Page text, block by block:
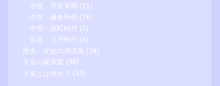
中世 - 平安末期 (21)
中世 - 鎌倉時代 (16)
中世 - 室町時代 (3)
近世 - 江戸時代 (6)
歴史・文化の用語集 (38)
天皇の家系図 (98)
天皇とは何か？ (33)